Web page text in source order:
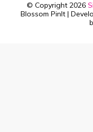
© Copyright 2026
Blossom PinIt |